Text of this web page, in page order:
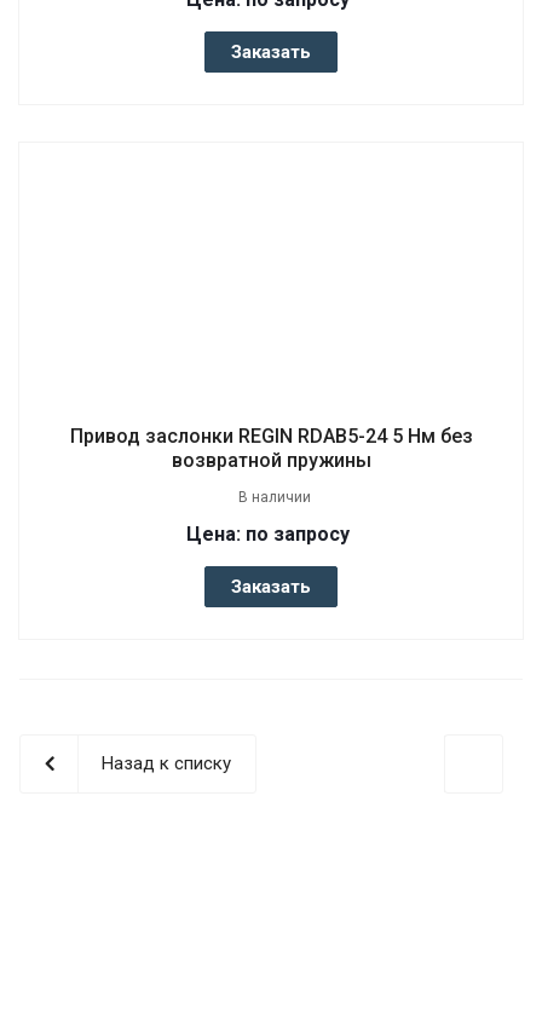
Заказать
Привод заслонки REGIN RDAB5-24 5 Нм без
возвратной пружины
В наличии
Цена: по запросу
Заказать
Назад к списку